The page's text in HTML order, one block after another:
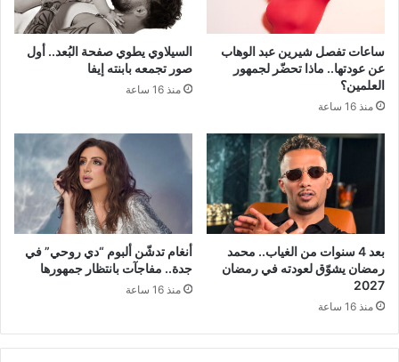
ساعات تفصل شيرين عبد الوهاب
عن عودتها.. ماذا تحضّر لجمهور
العلمين؟
منذ 16 ساعة
السيلاوي يطوي صفحة البُعد.. أول
صور تجمعه بابنته إيفا
منذ 16 ساعة
بعد 4 سنوات من الغياب.. محمد
رمضان يشوّق لعودته في رمضان
2027
منذ 16 ساعة
أنغام تدشّن ألبوم “دي روحي” في
جدة.. مفاجآت بانتظار جمهورها
منذ 16 ساعة